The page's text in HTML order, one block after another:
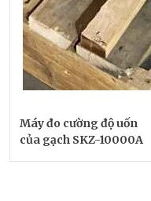
Máy đo cường độ uốn
của gạch SKZ-10000A